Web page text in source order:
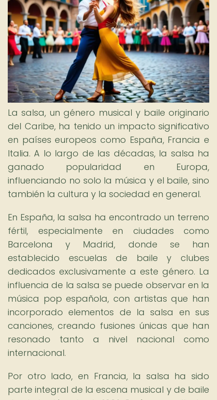
La salsa, un género musical y baile originario
del Caribe, ha tenido un impacto significativo
en países europeos como España, Francia e
Italia. A lo largo de las décadas, la salsa ha
ganado popularidad en Europa,
influenciando no solo la música y el baile, sino
también la cultura y la sociedad en general.
En España, la salsa ha encontrado un terreno
fértil, especialmente en ciudades como
Barcelona y Madrid, donde se han
establecido escuelas de baile y clubes
dedicados exclusivamente a este género. La
influencia de la salsa se puede observar en la
música pop española, con artistas que han
incorporado elementos de la salsa en sus
canciones, creando fusiones únicas que han
resonado tanto a nivel nacional como
internacional.
Por otro lado, en Francia, la salsa ha sido
parte integral de la escena musical y de baile